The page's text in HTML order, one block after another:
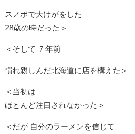
スノボで大けがをした
28歳の時だった＞
＜そして ７年前
慣れ親しんだ北海道に店を構えた＞
＜当初は
ほとんど注目されなかった＞
＜だが 自分のラーメンを信じて